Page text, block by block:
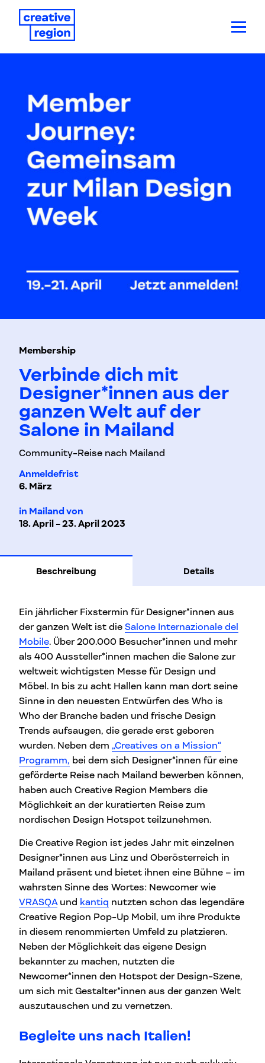
Membership
Verbinde dich mit
Designer*innen aus der
ganzen Welt auf der
Salone in Mailand
Community-Reise nach Mailand
Anmeldefrist
6. März
in Mailand von
18. April - 23. April 2023
Beschreibung Details
Ein jährlicher Fixstermin für Designer*innen aus
der ganzen Welt ist die Salone Internazionale del
Mobile. Über 200.000 Besucher*innen und mehr
als 400 Aussteller*innen machen die Salone zur
weltweit wichtigsten Messe für Design und
Möbel. In bis zu acht Hallen kann man dort seine
Sinne in den neuesten Entwürfen des Who is
Who der Branche baden und frische Design
Trends aufsaugen, die gerade erst geboren
wurden. Neben dem „Creatives on a Mission“
Programm, bei dem sich Designer*innen für eine
geförderte Reise nach Mailand bewerben können,
haben auch Creative Region Members die
Möglichkeit an der kuratierten Reise zum
nordischen Design Hotspot teilzunehmen.
Die Creative Region ist jedes Jahr mit einzelnen
Designer*innen aus Linz und Oberösterreich in
Mailand präsent und bietet ihnen eine Bühne – im
wahrsten Sinne des Wortes: Newcomer wie
VRASQAund kantiq nutzten schon das legendäre
Creative Region Pop-Up Mobil, um ihre Produkte
in diesem renommierten Umfeld zu platzieren.
Neben der Möglichkeit das eigene Design
bekannter zu machen, nutzten die
Newcomer*innen den Hotspot der Design-Szene,
um sich mit Gestalter*innen aus der ganzen Welt
auszutauschen und zu vernetzen.
Begleite uns nach Italien!